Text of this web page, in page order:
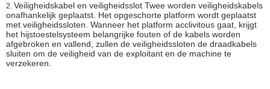
2. Veiligheidskabel en veiligheidsslot Twee worden veiligheidskabels
onafhankelijk geplaatst. Het opgeschorte platform wordt geplaatst
met veiligheidssloten. Wanneer het platform acclivitous gaat, krijgt
het hijstoestelsysteem belangrijke fouten of de kabels worden
afgebroken en vallend, zullen de veiligheidssloten de draadkabels
sluiten om de veiligheid van de exploitant en de machine te
verzekeren.